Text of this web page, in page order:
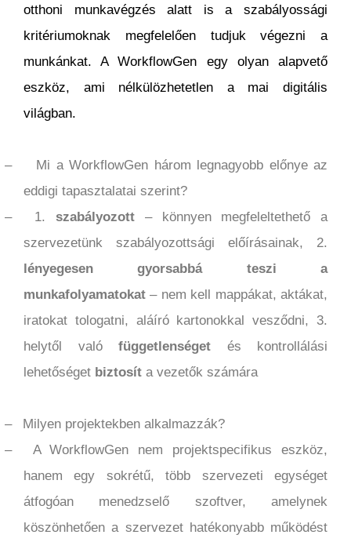
otthoni munkavégzés alatt is a szabályossági
kritériumoknak megfelelően tudjuk végezni a
munkánkat. A WorkflowGen egy olyan alapvető
eszköz, ami nélkülözhetetlen a mai digitális
világban.
–
Mi a WorkflowGen három legnagyobb előnye az
eddigi tapasztalatai szerint?
–
1. szabályozott – könnyen megfeleltethető a
szervezetünk szabályozottsági előírásainak, 2.
lényegesen gyorsabbá teszi a
munkafolyamatokat – nem kell mappákat, aktákat,
iratokat tologatni, aláíró kartonokkal vesződni, 3.
helytől való függetlenséget és kontrollálási
lehetőséget biztosít a vezetők számára
–
Milyen projektekben alkalmazzák?
–
A WorkflowGen nem projektspecifikus eszköz,
hanem egy sokrétű, több szervezeti egységet
átfogóan menedzselő szoftver, amelynek
köszönhetően a szervezet hatékonyabb működést